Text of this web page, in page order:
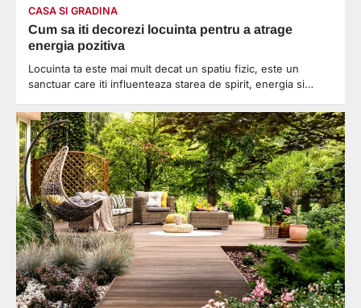
CASA SI GRADINA
Cum sa iti decorezi locuinta pentru a atrage
energia pozitiva
Locuinta ta este mai mult decat un spatiu fizic, este un
sanctuar care iti influenteaza starea de spirit, energia si…